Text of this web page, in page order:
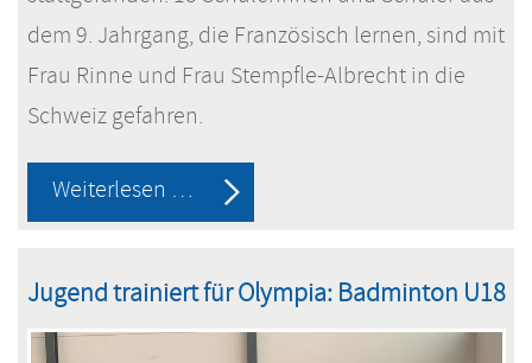
dem 9. Jahrgang, die Französisch lernen, sind mit
Frau Rinne und Frau Stempfle-Albrecht in die
Schweiz gefahren.
Weiterlesen … Schüleraustausch
mit
Partnerschule
Jugend trainiert für Olympia: Badminton U18